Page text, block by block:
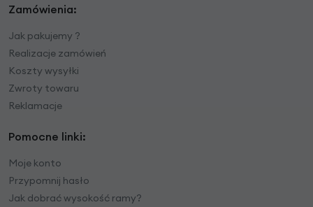
Zamówienia:
Jak pakujemy ?
Realizacje zamówień
Koszty wysyłki
Zwroty towaru
Reklamacje
Pomocne linki:
Moje konto
Przypomnij hasło
Jak dobrać wysokość ramy?